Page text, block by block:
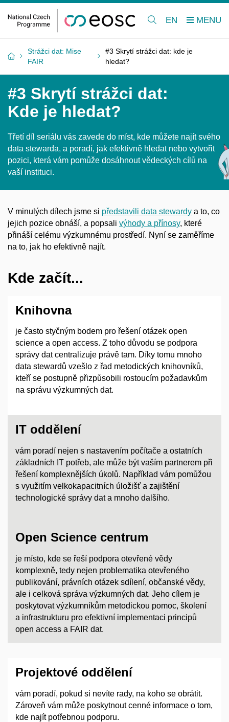
EN
Strážci dat: Mise
FAIR
#3 Skrytí strážci dat: kde je
hledat?
#3 Skrytí strážci dat:
Kde je hledat?
Třetí díl seriálu vás zavede do míst, kde můžete najít svého
data stewarda, a poradí, jak efektivně hledat nebo vytvořit
pozici, která vám pomůže dosáhnout vědeckých cílů na
vaší instituci.
V minulých dílech jsme si představili data stewardy a to, co
jejich pozice obnáší, a popsali výhody a přínosy, které
přináší celému výzkumnému prostředí. Nyní se zaměříme
na to, jak ho efektivně najít.
Kde začít...
Knihovna
je často styčným bodem pro řešení otázek open
science a open access. Z toho důvodu se podpora
správy dat centralizuje právě tam. Díky tomu mnoho
data stewardů vzešlo z řad metodických knihovníků,
kteří se postupně přizpůsobili rostoucím požadavkům
na správu výzkumných dat.
IT oddělení
vám poradí nejen s nastavením počítače a ostatních
základních IT potřeb, ale může být vaším partnerem při
řešení komplexnějších úkolů. Například vám pomůžou
s využitím velkokapacitních úložišť a zajištění
technologické správy dat a mnoho dalšího.
Open Science centrum
je místo, kde se řeší podpora otevřené vědy
komplexně, tedy nejen problematika otevřeného
publikování, právních otázek sdílení, občanské vědy,
ale i celková správa výzkumných dat. Jeho cílem je
poskytovat výzkumníkům metodickou pomoc, školení
a infrastrukturu pro efektivní implementaci principů
open access a FAIR dat.
Projektové oddělení
vám poradí, pokud si nevíte rady, na koho se obrátit.
Zároveň vám může poskytnout cenné informace o tom,
kde najít potřebnou podporu.